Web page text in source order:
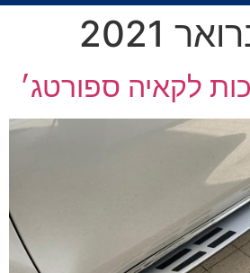
2021
לקאיה ספורטג׳